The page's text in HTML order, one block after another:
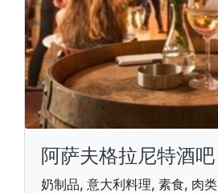
阿萨夫格拉尼特酒吧
奶制品, 意大利料理, 素食, 肉类